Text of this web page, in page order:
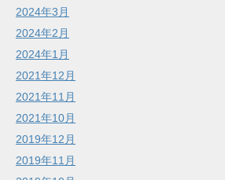
2024年3月
2024年2月
2024年1月
2021年12月
2021年11月
2021年10月
2019年12月
2019年11月